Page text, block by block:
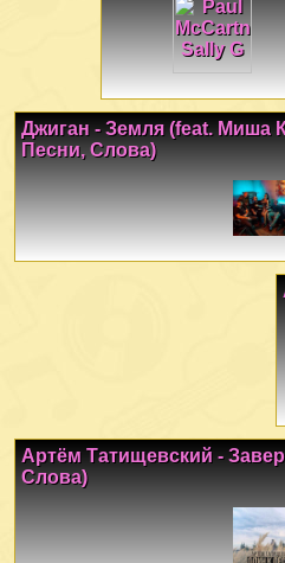
Джиган - Земля (feat. Миша
Песни, Слова)
Артём Татищевский -
Слова)